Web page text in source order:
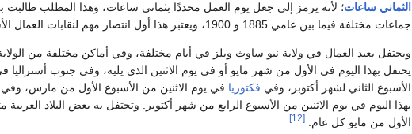
الثماني ساعات؛ لأنه يرمز إلى جعل يوم العمل محددًا بثماني ساعات، وهذا المطلب طالبت
جماعات مختلفة فيما بين عامي 1885 و 1900، ويعتبر هذا أول انتصار مهم لنقابات العمال الأسترالية.
ويحتفل بعيد العمال في ولاية نيو ساوث ويلز في أيام مختلفة، وفي أماكن مختلفة من
يحتفل بهذا اليوم في الأول من شهر مايو أو في يوم الاثنين الذي يليه، وفي جنوب أستراليا
الأسبوع الثاني لشهر أكتوبر، وفي فكتوريا في يوم الاثنين من الأسبوع الأول من مارس، وفي
بهذا اليوم في يوم الاثنين من الأسبوع الرابع من شهر أكتوبر. وتحتفل به بعض البلاد العربية
الأول من مايو كل عام.
[12]